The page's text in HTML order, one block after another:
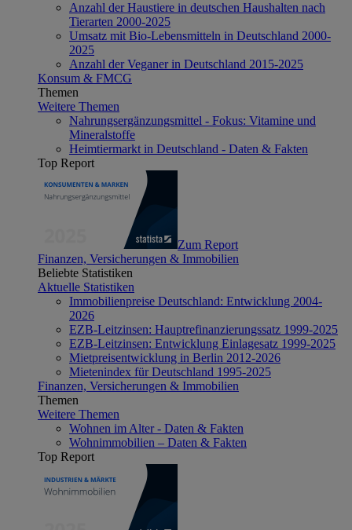
Anzahl der Haustiere in deutschen Haushalten nach
Tierarten 2000-2025
Umsatz mit Bio-Lebensmitteln in Deutschland 2000-
2025
Anzahl der Veganer in Deutschland 2015-2025
Konsum & FMCG
Themen
Weitere Themen
Nahrungsergänzungsmittel - Fokus: Vitamine und
Mineralstoffe
Heimtiermarkt in Deutschland - Daten & Fakten
Top Report
Zum Report
Finanzen, Versicherungen & Immobilien
Beliebte Statistiken
Aktuelle Statistiken
Immobilienpreise Deutschland: Entwicklung 2004-
2026
EZB-Leitzinsen: Hauptrefinanzierungssatz 1999-2025
EZB-Leitzinsen: Entwicklung Einlagesatz 1999-2025
Mietpreisentwicklung in Berlin 2012-2026
Mietenindex für Deutschland 1995-2025
Finanzen, Versicherungen & Immobilien
Themen
Weitere Themen
Wohnen im Alter - Daten & Fakten
Wohnimmobilien – Daten & Fakten
Top Report